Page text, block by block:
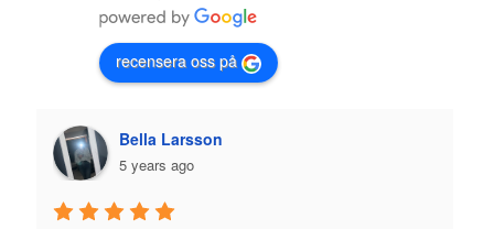
recensera oss på
Plazmo
5 years ago